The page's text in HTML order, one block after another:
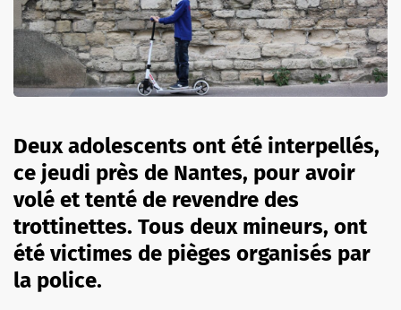
Deux adolescents ont été interpellés,
ce jeudi près de Nantes, pour avoir
volé et tenté de revendre des
trottinettes. Tous deux mineurs, ont
été victimes de pièges organisés par
la police.